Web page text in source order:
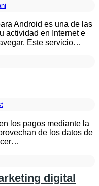
Android es una de las
actividad en Internet e
Este servicio…
los pagos mediante la
de los datos de
digital